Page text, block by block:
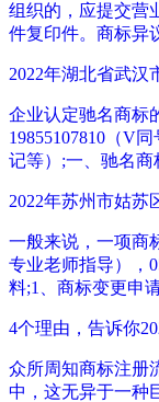
组织的，应提交营
件复印件。商标异
2022年湖北省武汉
企业认定驰名商标
19855107810（V
记等）;一、驰名
2022年苏州市姑苏
一般来说，一项商
专业老师指导），
料;1、商标变更申
4个理由，告诉你
众所周知商标注册
中，这无异于一种